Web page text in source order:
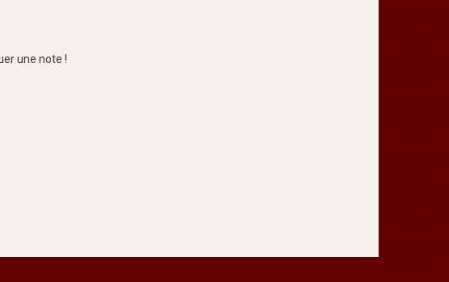
une note !